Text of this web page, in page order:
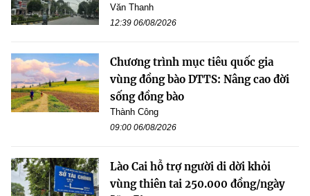
Văn Thanh
12:39 06/08/2026
Chương trình mục tiêu quốc gia
vùng đồng bào DTTS: Nâng cao đời
sống đồng bào
Thành Công
09:00 06/08/2026
Lào Cai hỗ trợ người di dời khỏi
vùng thiên tai 250.000 đồng/ngày